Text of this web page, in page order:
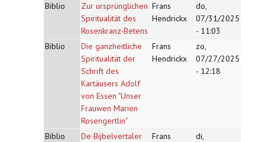
Biblio
Zur ursprünglichen
Spiritualität des
Rosenkranz-Betens
Frans
Hendrickx
do,
07/31/2025
- 11:03
Biblio
Die ganzheitliche
Spiritualität der
Schrift des
Kartäusers Adolf
von Essen "Unser
Frauwen Marien
Rosengertlin"
Frans
Hendrickx
zo,
07/27/2025
- 12:18
Biblio
De Bijbelvertaler
Frans
di,